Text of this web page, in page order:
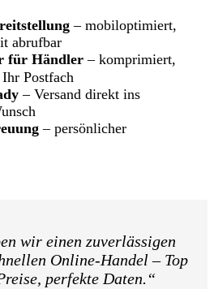
– mobiloptimiert,
abrufbar
für Händler– komprimiert,
Postfach
– Versand direkt ins
– persönlicher
wir einen zuverlässigen
Online-Handel – Top
perfekte Daten.“